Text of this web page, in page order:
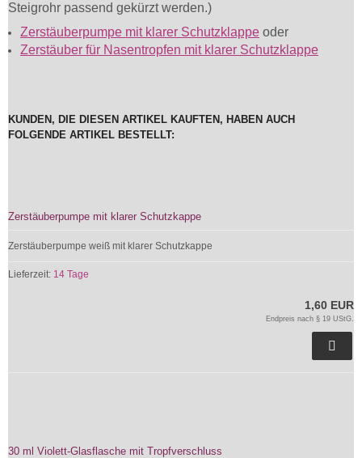
Steigrohr passend gekürzt werden.)
Zerstäuberpumpe mit klarer Schutzklappe oder
Zerstäuber für Nasentropfen mit klarer Schutzklappe
KUNDEN, DIE DIESEN ARTIKEL KAUFTEN, HABEN AUCH
FOLGENDE ARTIKEL BESTELLT:
Zerstäuberpumpe mit klarer Schutzkappe
Zerstäuberpumpe weiß mit klarer Schutzkappe
Lieferzeit: 14 Tage
1,60 EUR
Endpreis nach § 19 UStG.
30 ml Violett-Glasflasche mit Tropfverschluss